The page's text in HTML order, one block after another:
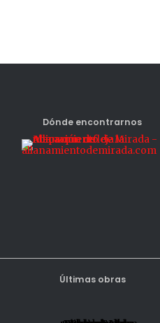
Dónde encontrarnos
Últimas obras